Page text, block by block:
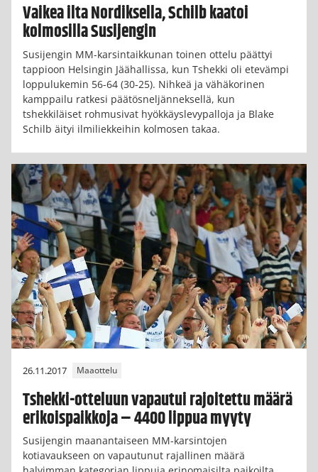
Vaikea ilta Nordiksella, Schilb kaatoi
kolmosilla Susijengin
Susijengin MM-karsintaikkunan toinen ottelu päättyi
tappioon Helsingin Jäähallissa, kun Tshekki oli etevämpi
loppulukemin 56-64 (30-25). Nihkeä ja vähäkorinen
kamppailu ratkesi päätösneljänneksellä, kun
tshekkiläiset rohmusivat hyökkäyslevypalloja ja Blake
Schilb äityi ilmiliekkeihin kolmosen takaa.
26.11.2017 Maaottelu
Tshekki-otteluun vapautui rajoitettu määrä
erikoispaikkoja – 4400 lippua myyty
Susijengin maanantaiseen MM-karsintojen
kotiavaukseen on vapautunut rajallinen määrä